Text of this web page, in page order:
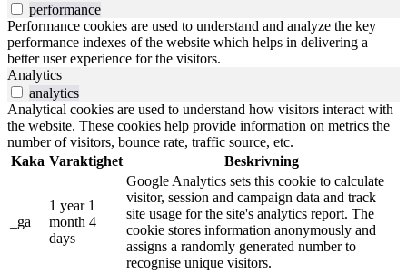
performance
Performance cookies are used to understand and analyze the key
performance indexes of the website which helps in delivering a
better user experience for the visitors.
Analytics
analytics
Analytical cookies are used to understand how visitors interact with
the website. These cookies help provide information on metrics the
number of visitors, bounce rate, traffic source, etc.
Kaka Varaktighet Beskrivning
_ga
1 year 1
month 4
days
Google Analytics sets this cookie to calculate
visitor, session and campaign data and track
site usage for the site's analytics report. The
cookie stores information anonymously and
assigns a randomly generated number to
recognise unique visitors.